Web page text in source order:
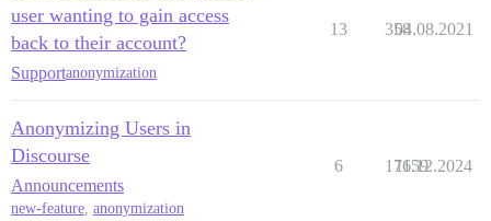
user wanting to gain access
back to their account?
Supportanonymization
13 358
04.08.2021
Anonymizing Users in
Discourse
Announcements
new-feature anonymization
6 17659
11.12.2024